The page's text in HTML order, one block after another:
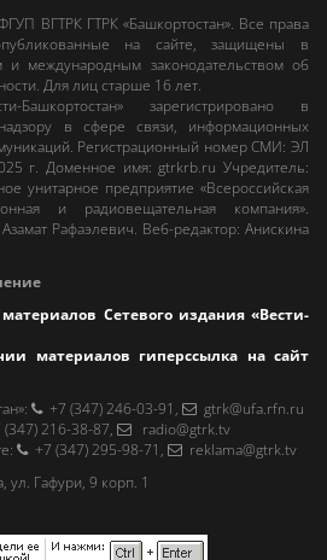
ВГТРК ГТРК «Башкортостан». Все права
на сайте, защищены в
и международным законодательством об
Для лиц старше 16 лет.
зарегистрировано в
в сфере связи, информационных
Регистрационный номер СМИ: ЭЛ
г. Доменное имя:gtrkrb.ru Учредитель:
унитарное предприятие «Всероссийская
и радиовещательная компания».
Рафаэлевич. Веб-редактор:Анискина
Сетевого издания «Вести-
материалов гиперссылка на сайт
: +7 (347) 246-03-91 ,
gtrk@ufa.rfn.ru
(347) 216-38-87,
radio@gtrk.tv
: +7 (347) 295-98-71 ,
reklama@gtrk.tv
, ул. Гафури, 9 корп. 1